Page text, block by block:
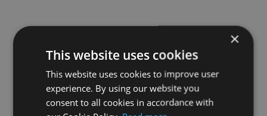
×
This website uses cookies
This website uses cookies to improve user
experience. By using our website you
consent to all cookies in accordance with